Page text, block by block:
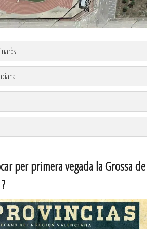
per primera vegada la Grossa de